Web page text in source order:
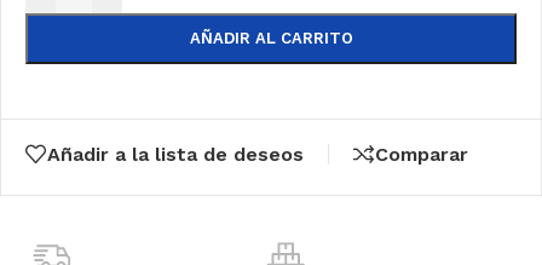
AÑADIR AL CARRITO
Añadir a la lista de deseos Comparar